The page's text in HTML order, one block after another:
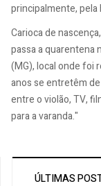
principalmente, pela
Carioca de
passa a quarentena
(MG), local onde foi
anos se entretêm
entre o violão, TV,
para a varanda."
ÚLTIMAS